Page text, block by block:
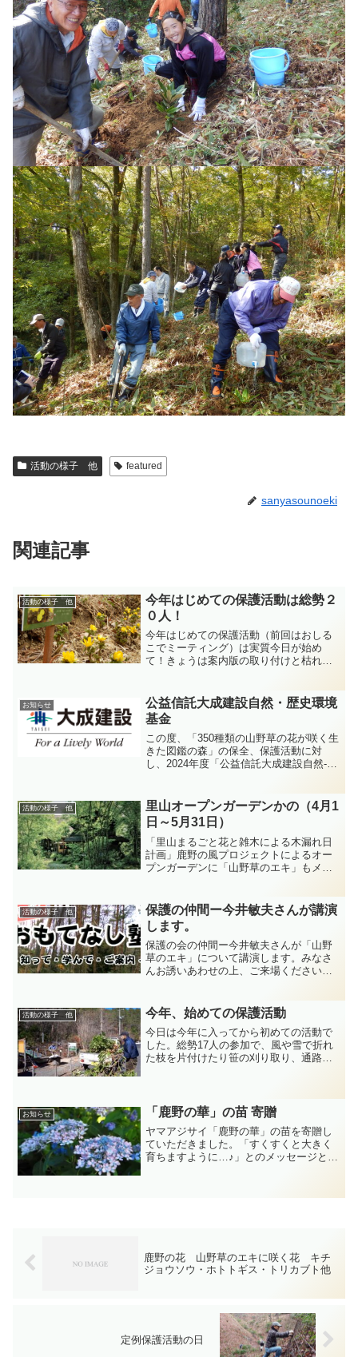
活動の様子 他 featured
sanyasounoeki
関連記事
活動の様子 他
今年はじめての保護活動は総勢２
０人！
今年はじめての保護活動（前回はおしる
こでミーティング）は実質今日が始め
て！きょうは案内版の取り付けと枯れ
てご覧ください！
お知らせ
公益信託大成建設自然・歴史環境
基金
この度、「350種類の山野草の花が咲く生
きた図鑑の森」の保全、保護活動に対
し、2024年度「公益信託大成建設自然-歴
す。山野草のエキ 保存会
活動の様子 他
里山オープンガーデンかの（4月1
日～5月31日）
「里山まるごと花と雑木による木漏れ日
計画」鹿野の風プロジェクトによるオー
プンガーデンに「山野草のエキ」もメイ
野の魅力を知ってほしい、」そんな思い
で鹿野地区内の一般家庭の...
活動の様子 他
保護の仲間ー今井敏夫さんが講演
します。
保護の会の仲間ー今井敏夫さんが「山野
草のエキ」について講演します。みなさ
んお誘いあわせの上、ご来場ください。
活動の様子 他 今年、始めての保護活動
今日は今年に入ってから初めての活動で
した。総勢17人の参加で、風や雪で折れ
た枝を片付けたり笹の刈り取り、通路の
いただきました。水芭蕉が咲き始めてい
ます。今月中旬ごろ...
お知らせ 「鹿野の華」の苗 寄贈
ヤマアジサイ「鹿野の華」の苗を寄贈し
ていただきました。「すくすくと大きく
育ちますように…♪」とのメッセージとと
鹿野の花 山野草のエキに咲く花 キチ
ジョウソウ・ホトトギス・トリカブト他
定例保護活動の日